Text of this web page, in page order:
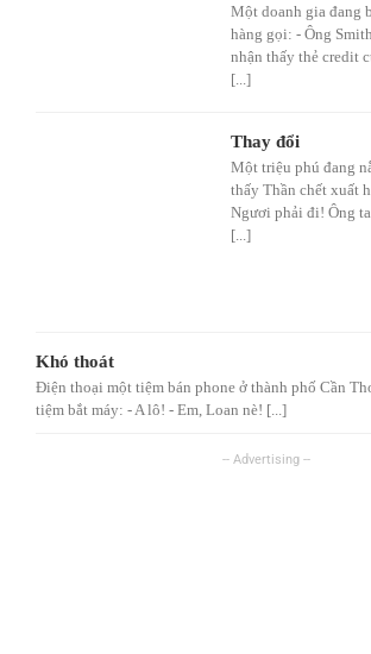
Một doanh gia đang
hàng gọi: - Ông
nhận thấy thẻ credit
[...]
Thay đổi
Một triệu phú đang
thấy Thần chết xuất
Ngươi phải đi! Ông
[...]
Khó thoát
Điện thoại một tiệm bán phone ở thành phố Cần
tiệm bắt máy: - A lô! - Em, Loan nè! [...]